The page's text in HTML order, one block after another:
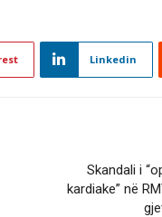
Linkedin
Skandali i
kardiake” në